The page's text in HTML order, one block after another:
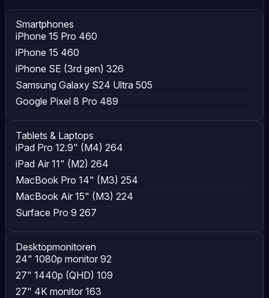
Smartphones
iPhone 15 Pro 460
iPhone 15 460
iPhone SE (3rd gen) 326
Samsung Galaxy S24 Ultra 505
Google Pixel 8 Pro 489
Tablets & Laptops
iPad Pro 12.9" (M4) 264
iPad Air 11" (M2) 264
MacBook Pro 14" (M3) 254
MacBook Air 15" (M3) 224
Surface Pro 9 267
Desktopmonitoren
24" 1080p monitor 92
27" 1440p (QHD) 109
27" 4K monitor 163